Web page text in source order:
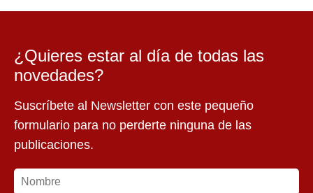
¿Quieres estar al día de todas las
novedades?
Suscríbete al Newsletter con este pequeño
formulario para no perderte ninguna de las
publicaciones.